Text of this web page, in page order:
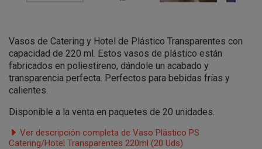
Vasos de Catering y Hotel de Plástico Transparentes con
capacidad de 220 ml. Estos vasos de plástico están
fabricados en poliestireno, dándole un acabado y
transparencia perfecta. Perfectos para bebidas frías y
calientes.
Disponible a la venta en paquetes de 20 unidades.
Ver descripción completa de Vaso Plástico PS
Catering/Hotel Transparentes 220ml (20 Uds)